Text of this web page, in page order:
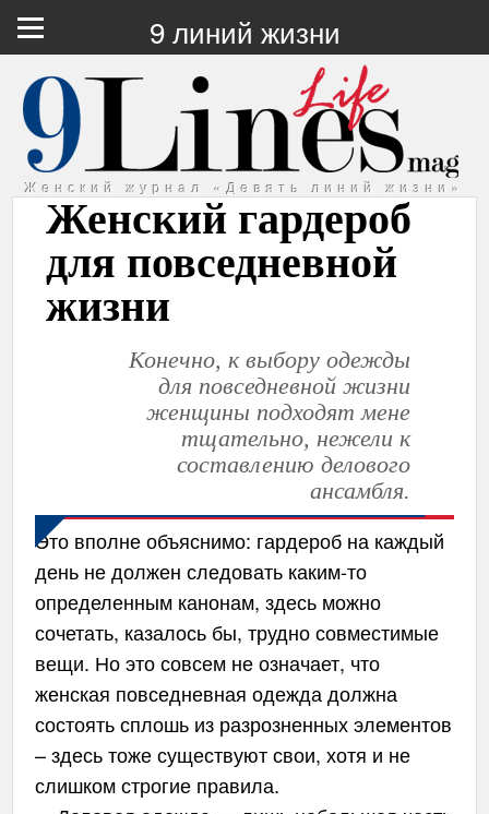
9 линий жизни
Женский журнал «Девять линий жизни»
Женский гардероб
для повседневной
жизни
Конечно, к выбору одежды
для повседневной жизни
женщины подходят мене
тщательно, нежели к
составлению делового
ансамбля.
Это вполне объяснимо: гардероб на каждый
день не должен следовать каким-то
определенным канонам, здесь можно
сочетать, казалось бы, трудно совместимые
вещи. Но это совсем не означает, что
женская повседневная одежда должна
состоять сплошь из разрозненных элементов
– здесь тоже существуют свои, хотя и не
слишком строгие правила.